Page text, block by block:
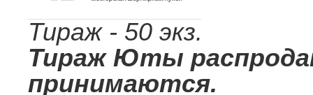
Тираж - 50 экз.
Тираж Юты
принимаются.